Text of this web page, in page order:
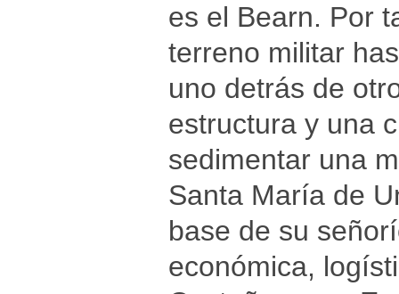
es el Bearn. Por
terreno militar
uno detrás de
estructura y una
sedimentar una
Santa María de
base de su
económica,